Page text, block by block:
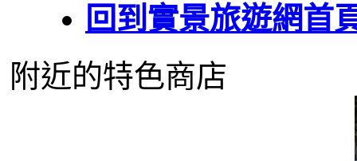
回到實景旅遊網首
附近的特色商店